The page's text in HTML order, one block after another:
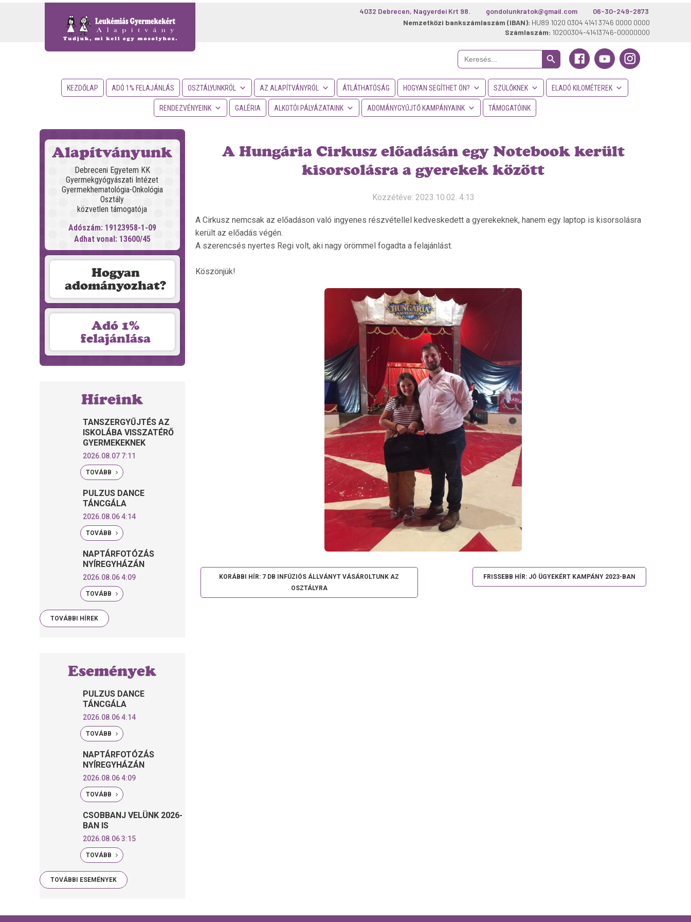
06-30-249-2873
gondolunkratok@gmail.com
4032 Debrecen, Nagyerdei Krt 98.
Nemzetközi bankszámlaszám (IBAN): HU89 1020 0304 4141 3746 0000 0000
Számlaszám: 10200304-41413746-00000000
Search
for:
Search Button
KEZDŐLAP ADÓ 1% FELAJÁNLÁS OSZTÁLYUNKRÓL AZ ALAPÍTVÁNYRÓL ÁTLÁTHATÓSÁG HOGYAN SEGÍTHET ÖN? SZÜLŐKNEK ELADÓ KILOMÉTEREK
RENDEZVÉNYEINK GALÉRIA ALKOTÓI PÁLYÁZATAINK ADOMÁNYGYŰJTŐ KAMPÁNYAINK TÁMOGATÓINK
Alapítványunk
Debreceni Egyetem KK
Gyermekgyógyászati Intézet
Gyermekhematológia-Onkológia
Osztály
közvetlen támogatója
Adószám: 19123958-1-09
Adhat vonal: 13600/45
Hogyan
adományozhat?
Adó 1%
felajánlása
Híreink
TANSZERGYŰJTÉS AZ
ISKOLÁBA VISSZATÉRŐ
GYERMEKEKNEK
2026.08.07 7:11
TOVÁBB
PULZUS DANCE
TÁNCGÁLA
2026.08.06 4:14
TOVÁBB
NAPTÁRFOTÓZÁS
NYÍREGYHÁZÁN
2026.08.06 4:09
TOVÁBB
TOVÁBBI HÍREK
Események
PULZUS DANCE
TÁNCGÁLA
2026.08.06 4:14
TOVÁBB
NAPTÁRFOTÓZÁS
NYÍREGYHÁZÁN
2026.08.06 4:09
TOVÁBB
CSOBBANJ VELÜNK 2026-
BAN IS
2026.08.06 3:15
TOVÁBB
TOVÁBBI ESEMÉNYEK
A Hungária Cirkusz előadásán egy Notebook került
kisorsolásra a gyerekek között
Közzétéve: 2023.10.02. 4:13
A Cirkusz nemcsak az előadáson való ingyenes részvétellel kedveskedett a gyerekeknek, hanem egy laptop is kisorsolásra
került az előadás végén.
A szerencsés nyertes Regi volt, aki nagy örömmel fogadta a felajánlást.
Köszönjük!
KORÁBBI HÍR: 7 DB INFÚZIÓS ÁLLVÁNYT VÁSÁROLTUNK AZ
OSZTÁLYRA
FRISSEBB HÍR: JÓ ÜGYEKÉRT KAMPÁNY 2023-BAN